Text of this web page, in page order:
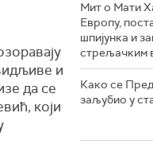
и
да се
који
Мит о Мати
Европу,
шпијунка и
стрељачким
Како се
заљубио у